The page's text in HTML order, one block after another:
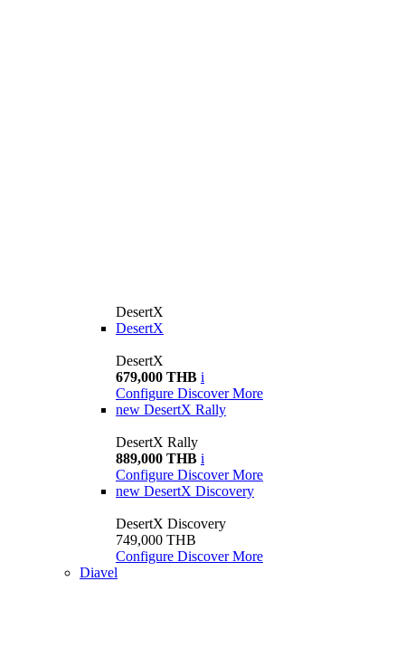
DesertX
DesertX
DesertX
679,000 THB i
Configure Discover More
new DesertX Rally
DesertX Rally
889,000 THB i
Configure Discover More
new DesertX Discovery
DesertX Discovery
749,000 THB
Configure Discover More
Diavel